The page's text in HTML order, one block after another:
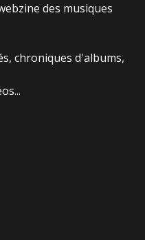
des musiques
chroniques d'albums,